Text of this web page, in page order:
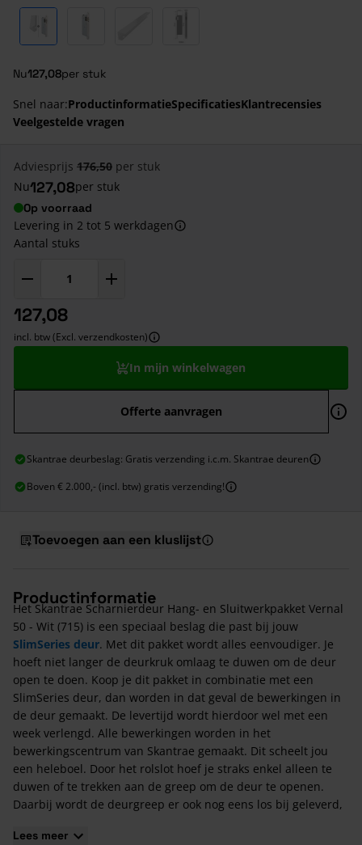
View larger imageView larger imageView larger imageView larger image
Nu127,08per stuk
Snel naar:ProductinformatieSpecificatiesKlantrecensies
Veelgestelde vragen
Adviesprijs 176,50 per stuk
Nu127,08per stuk
Op voorraad
Levering in 2 tot 5 werkdagen
Aantal stuks
127,08
incl. btw (Excl. verzendkosten)
In mijn winkelwagen
Offerte aanvragen
Skantrae deurbeslag: Gratis verzending i.c.m. Skantrae deuren
Boven € 2.000,- (incl. btw) gratis verzending!
Toevoegen aan een kluslijst
Productinformatie
Het Skantrae Scharnierdeur Hang- en Sluitwerkpakket Vernal
50 - Wit (715) is een speciaal beslag die past bij jouw
SlimSeries deur. Met dit pakket wordt alles eenvoudiger. Je
hoeft niet langer de deurkruk omlaag te duwen om de deur
open te doen. Koop je dit pakket in combinatie met een
SlimSeries deur, dan worden in dat geval de bewerkingen in
de deur gemaakt. De levertijd wordt hierdoor wel met een
week verlengd. Alle bewerkingen worden in het
bewerkingscentrum van Skantrae gemaakt. Dit scheelt jou
een heleboel. Door het rolslot hoef je straks enkel alleen te
duwen of te trekken aan de greep om de deur te openen.
Daarbij wordt de deurgreep er ook nog eens los bij geleverd,
Ga je een rolslot toepassen? Dan zijn de volgende punten
Lees meer